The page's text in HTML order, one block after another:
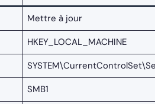
Mettre à jour
HKEY_LOCAL_MACHINE
SMB1